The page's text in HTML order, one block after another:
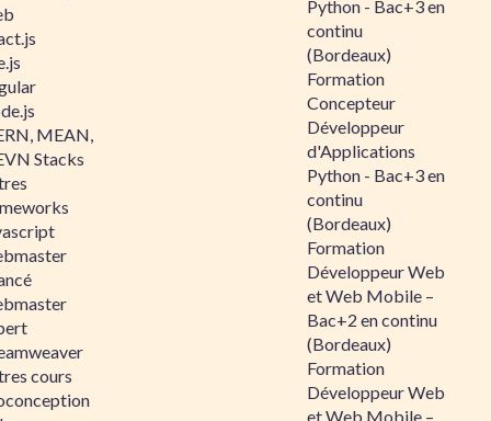
MEAN,
Stacks
cours
Python - Bac+3 en
continu
(Bordeaux)
Formation
Concepteur
Développeur
d'Applications
Python - Bac+3 en
continu
(Bordeaux)
Formation
Développeur Web
et Web Mobile –
Bac+2 en continu
(Bordeaux)
Formation
Développeur Web
et Web Mobile –